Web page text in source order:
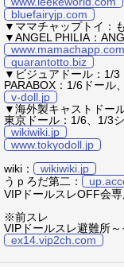
bluefairyjp.com
▼ママチャップ
▼ANGEL PHILIA：
www.mamachapp.com
quarantotto.biz
▼ビジュアドール：
PARABOX：1/6ドール
v-doll.jp
▼海外製キャ
東京ドール：1/6、1/3
wikiwiki.jp
www.tokyodoll.jp
wiki：
wikiwiki.jp
うｐろだ第二：
VIPドールスレOFF会
※前スレ
VIPドールスレ避難所～
ex14.vip2ch.com